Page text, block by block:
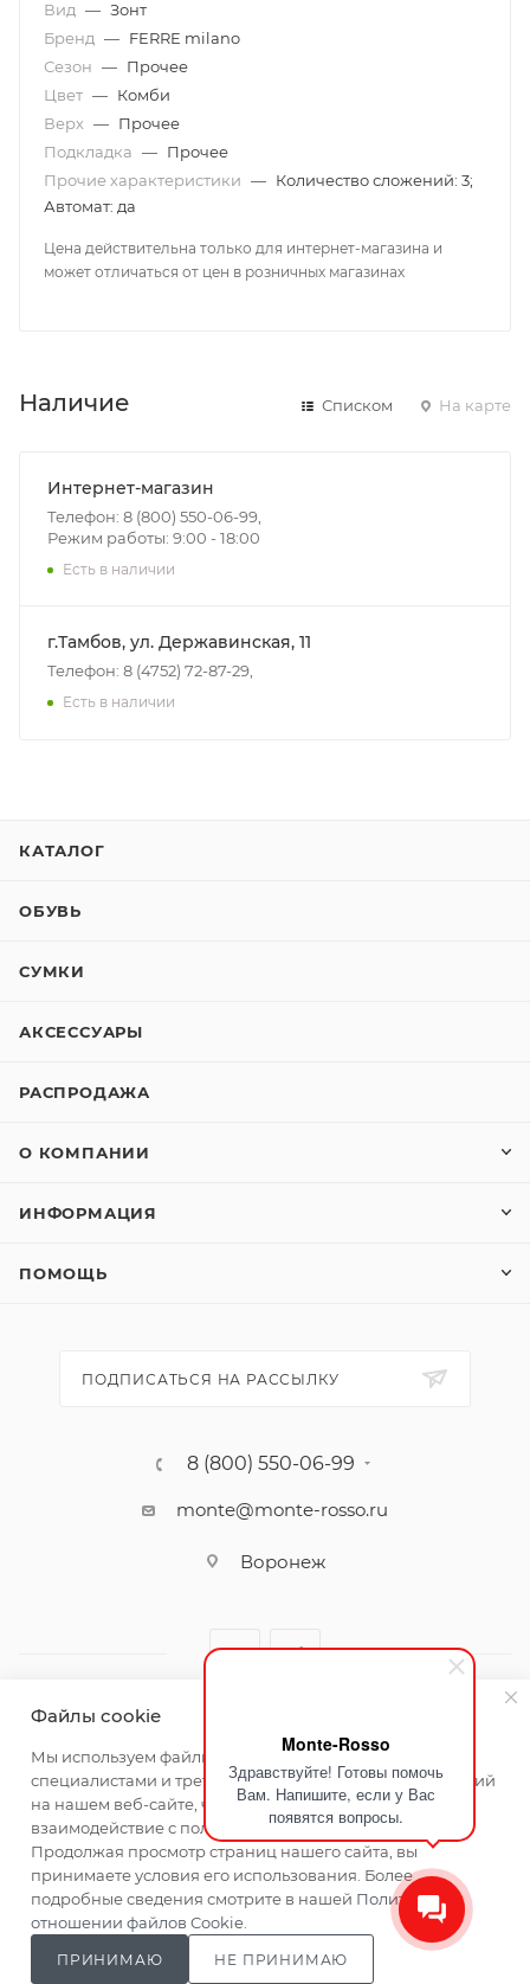
Monte-Rosso
Здравствуйте! Готовы помочь
Вам. Напишите, если у Вас
появятся вопросы.
Вид — Зонт
Бренд — FERRE milano
Сезон — Прочее
Цвет — Комби
Верх — Прочее
Подкладка — Прочее
Прочие характеристики — Количество сложений: 3;
Автомат: да
Цена действительна только для интернет-магазина и
может отличаться от цен в розничных магазинах
Наличие Списком На карте
Интернет-магазин
Телефон: 8 (800) 550-06-99,
Режим работы: 9:00 - 18:00
Есть в наличии
г.Тамбов, ул. Державинская, 11
Телефон: 8 (4752) 72-87-29,
Есть в наличии
КАТАЛОГ
ОБУВЬ
СУМКИ
АКСЕССУАРЫ
РАСПРОДАЖА
О КОМПАНИИ
ИНФОРМАЦИЯ
ПОМОЩЬ
ПОДПИСАТЬСЯ НА РАССЫЛКУ
8 (800) 550-06-99
monte@monte-rosso.ru
Воронеж
2026 ©Monte Rosso - магазины обуви и аксессуаров для
женщин
Файлы cookie
Мы используем файлы cookie, разработанные нашими
специалистами и третьими лицами, для анализа событий
на нашем веб-сайте, что позволяет нам улучшать
взаимодействие с пользователями и обслуживание.
Продолжая просмотр страниц нашего сайта, вы
принимаете условия его использования. Более
подробные сведения смотрите в нашей Политике в
отношении файлов Cookie
ПРИНИМАЮ НЕ ПРИНИМАЮ